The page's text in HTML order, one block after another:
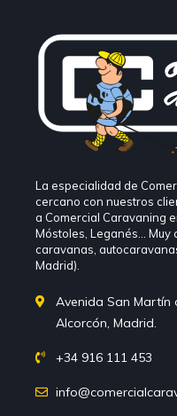
La especialidad de
cercano con nuestros
a Comercial Caravaning
Móstoles, Leganés… Muy
caravanas,
Madrid).
Avenida San Martín
Alcorcón, Madrid.
+34 916 111 453